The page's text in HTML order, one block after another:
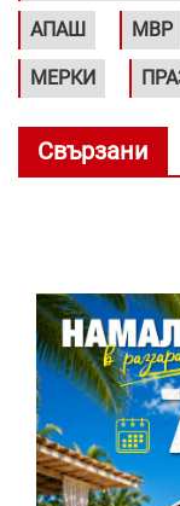
АПАШ МВР
МЕРКИ
Свързани